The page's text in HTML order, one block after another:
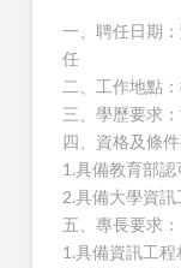
一、聘任日期
任
二、工作地點
三、學歷要求
四、資格及條件
1.具備教育部認
2.具備大學資訊
五、專長要求：
1.具備資訊工程